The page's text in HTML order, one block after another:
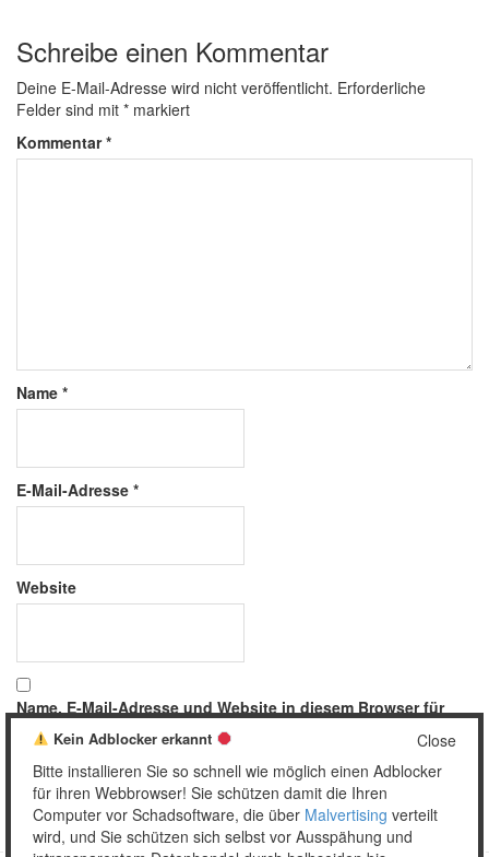
Schreibe einen Kommentar
Deine E-Mail-Adresse wird nicht veröffentlicht. Erforderliche
Felder sind mit * markiert
Kommentar*
Name *
E-Mail-Adresse *
Website
Name, E-Mail-Adresse und Website in diesem Browser für
meinen nächsten Kommentar speichern.
Close
Kein Adblocker erkannt
Bitte installieren Sie so schnell wie möglich einen Adblocker
für ihren Webbrowser! Sie schützen damit die Ihren
Computer vor Schadsoftware, die über Malvertising verteilt
wird, und Sie schützen sich selbst vor Ausspähung und